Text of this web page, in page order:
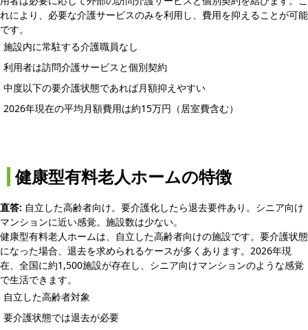
れにより、必要な介護サービスのみを利用し、費用を抑えることが可能
です。
施設内に常駐する介護職員なし
利用者は訪問介護サービスと個別契約
中度以下の要介護状態であれば月額抑えやすい
2026年現在の平均月額費用は約15万円（居室費含む）
健康型有料老人ホームの特徴
直答: 自立した高齢者向け。要介護化したら退去要件あり。シニア向け
マンションに近い感覚。施設数は少ない。
健康型有料老人ホームは、自立した高齢者向けの施設です。要介護状態
になった場合、退去を求められるケースが多くあります。2026年現
在、全国に約1,500施設が存在し、シニア向けマンションのような感覚
で生活できます。
自立した高齢者対象
要介護状態では退去が必要